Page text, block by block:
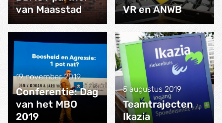
van Maasstad
VR en ANWB
19 november 2019
Conferentie: Dag
van het MBO
2019
5 augustus 2019
Teamtrajecten
Ikazia